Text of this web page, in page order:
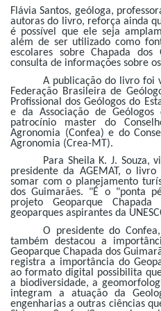
Flávia Santos, geóloga,
autoras do livro, reforça ainda
é possível que ele seja
além de ser utilizado como
escolares sobre Chapada
consulta de informações sobre
A publicação do livro foi
Federação Brasileira de
Profissional dos Geólogos do
e da Associação de Geólogos
patrocínio master do
Agronomia (Confea) e do
Agronomia (Crea-MT).
Para Sheila K. J. Souza,
presidente da AGEMAT, o
somar com o planejamento
dos Guimarães. "É o "ponta
projeto Geoparque
geoparques aspirantes da
O presidente do
também destacou a
Geoparque Chapada dos
registra a importância do
ao formato digital possibilita
a biodiversidade, a
integram a atuação da
engenharias a outras ciências